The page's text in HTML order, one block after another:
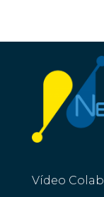
Vídeo